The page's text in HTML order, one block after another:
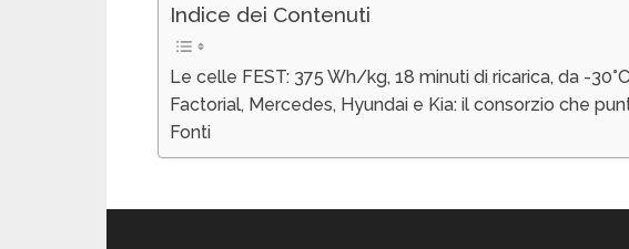
Indice dei Contenuti
Le celle FEST: 375 Wh/kg, 18 minuti di ricarica, da -
Factorial, Mercedes, Hyundai e Kia: il consorzio che
Fonti